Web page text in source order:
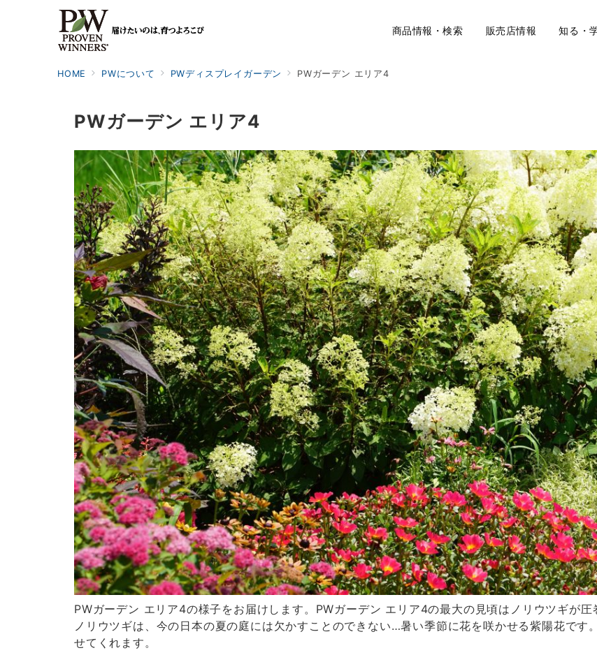
商品情報・検索 販売店情報 知る・
HOME PWについて PWディスプレイガーデン PWガーデン エリア4
PWガーデン エリア4
PWガーデン エリア4の様子をお届けします。PWガーデン エリア4の最大の見頃はノリウツギが圧
ノリウツギは、今の日本の夏の庭には欠かすことのできない…暑い季節に花を咲かせる紫陽花で
せてくれます。
お問い合わせフォーム
後日メールにて回答させていただきます。